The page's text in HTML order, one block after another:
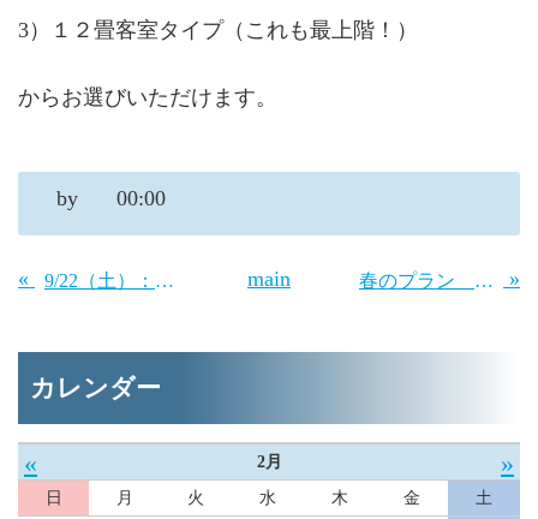
3）１２畳客室タイプ（これも最上階！）
からお選びいただけます。
by 00:00
« 9/22（土）：工藤義弘（アースシェイカー）PRO・JAMイベント開催！ main 春のプラン いかがですか〜♪ »
カレンダー
« 2月 »
日 月 火 水 木 金
土